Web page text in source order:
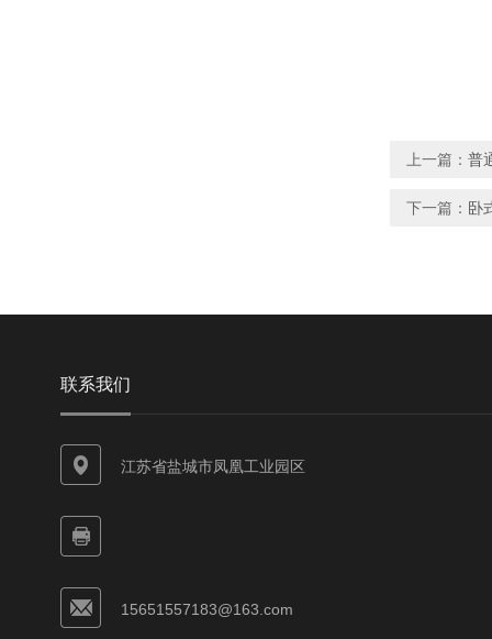
上一篇： 普
下一篇： 卧
联系我们
江苏省盐城市凤凰工业园区
15651557183@163.com